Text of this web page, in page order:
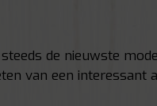
de nieuwste
van een interessant